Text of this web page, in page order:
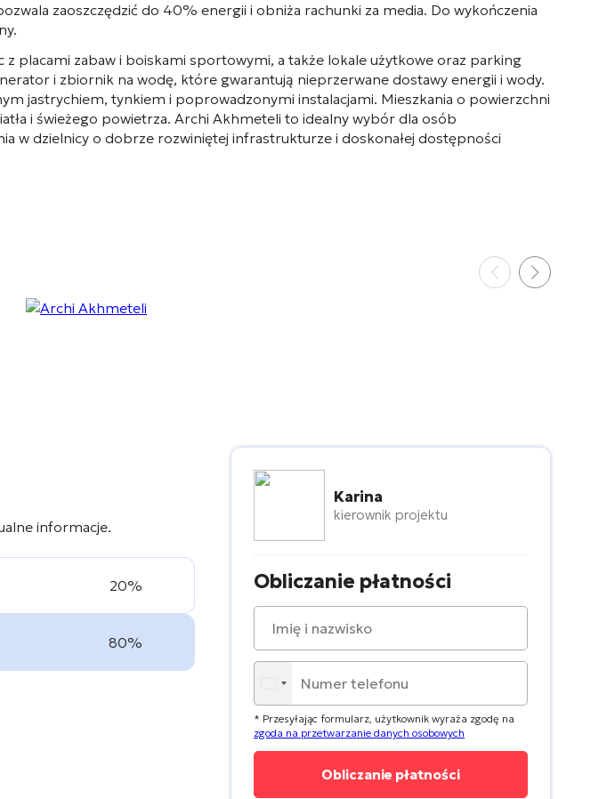
zaoszczędzić do 40% energii i obniża rachunki za media. Do wykończenia
.
placami zabaw i boiskami sportowymi, a także lokale użytkowe oraz parking
i zbiornik na wodę, które gwarantują nieprzerwane dostawy energii i wody.
jastrychiem, tynkiem i poprowadzonymi instalacjami. Mieszkania o powierzchni
i świeżego powietrza. Archi Akhmeteli to idealny wybór dla osób
w dzielnicy o dobrze rozwiniętej infrastrukturze i doskonałej dostępności
informacje.
20%
80%
Karina
kierownik projektu
Obliczanie płatności
* Przesyłając formularz, użytkownik wyraża zgodę na
zgoda na przetwarzanie danych osobowych